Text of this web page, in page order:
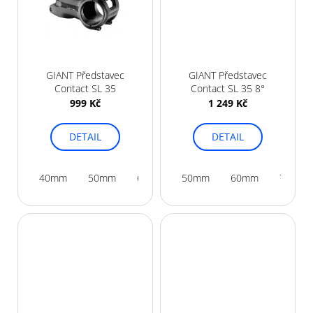
GIANT Představec
Contact SL 35
999 Kč
DETAIL
40mm 50mm 60mm
GIANT Představec
Contact SL 35 8°
1 249 Kč
DETAIL
50mm 60mm 70mm